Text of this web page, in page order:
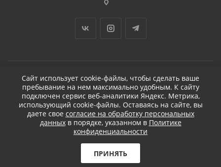
Бесплатная доставка
при заказе от 5 000
2026 © ДЕТЕЙЛИНГ-МАРКЕТ АВТОНОВЬЕ
Сайт использует cookie-файлы, чтобы сделать ваше
пребывание на нем максимально удобным. К cайту
подключен сервис веб-аналитики Яндекс. Метрика,
использующий cookie-файлы. Оставаясь на сайте, вы
даете свое согласие на обработку персональных
данныхв порядке, указанном в Политике
конфиденциальности
ПРИНЯТЬ